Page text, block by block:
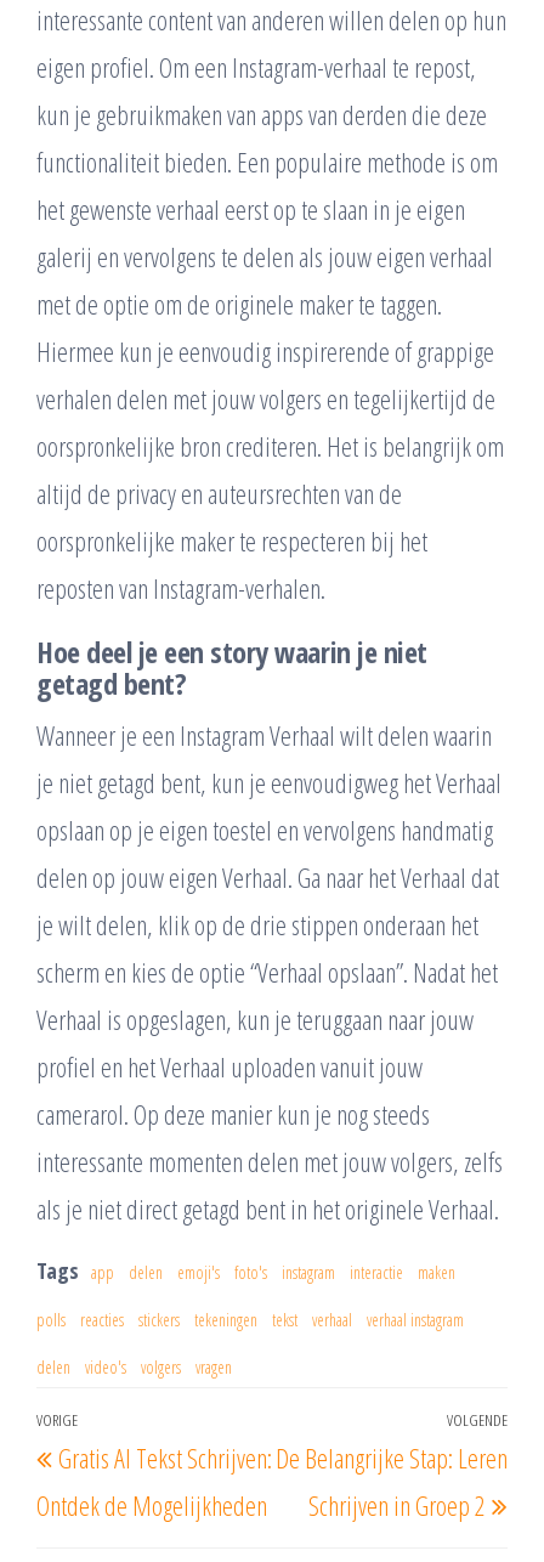
interessante content van anderen willen delen op hun
eigen profiel. Om een Instagram-verhaal te repost,
kun je gebruikmaken van apps van derden die deze
functionaliteit bieden. Een populaire methode is om
het gewenste verhaal eerst op te slaan in je eigen
galerij en vervolgens te delen als jouw eigen verhaal
met de optie om de originele maker te taggen.
Hiermee kun je eenvoudig inspirerende of grappige
verhalen delen met jouw volgers en tegelijkertijd de
oorspronkelijke bron crediteren. Het is belangrijk om
altijd de privacy en auteursrechten van de
oorspronkelijke maker te respecteren bij het
reposten van Instagram-verhalen.
Hoe deel je een story waarin je niet
getagd bent?
Wanneer je een Instagram Verhaal wilt delen waarin
je niet getagd bent, kun je eenvoudigweg het Verhaal
opslaan op je eigen toestel en vervolgens handmatig
delen op jouw eigen Verhaal. Ga naar het Verhaal dat
je wilt delen, klik op de drie stippen onderaan het
scherm en kies de optie “Verhaal opslaan”. Nadat het
Verhaal is opgeslagen, kun je teruggaan naar jouw
profiel en het Verhaal uploaden vanuit jouw
camerarol. Op deze manier kun je nog steeds
interessante momenten delen met jouw volgers, zelfs
als je niet direct getagd bent in het originele Verhaal.
Tags app delen emoji's foto's instagram interactie maken
polls reacties stickers tekeningen tekst verhaal verhaal instagram
delen video's volgers vragen
Berichtnavigatie
Vorig
bericht
VORIGE
Gratis AI Tekst Schrijven:
Ontdek de Mogelijkheden
VOLGENDE
De Belangrijke Stap: Leren
Schrijven in Groep 2